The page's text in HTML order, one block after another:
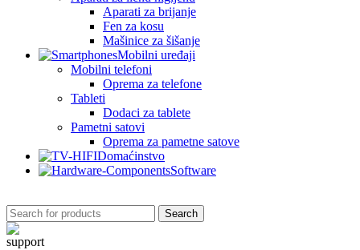
Aparati za brijanje
Fen za kosu
Mašinice za šišanje
Mobilni uređaji
Mobilni telefoni
Oprema za telefone
Tableti
Dodaci za tablete
Pametni satovi
Oprema za pametne satove
Domaćinstvo
Software
Search